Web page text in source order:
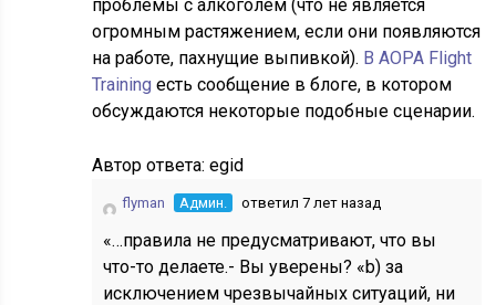
проблемы с алкоголем (что не является
огромным растяжением, если они появляются
на работе, пахнущие выпивкой). В AOPA Flight
Trainingесть сообщение в блоге, в котором
обсуждаются некоторые подобные сценарии.
Автор ответа:egid
flyman Админ. ответил 7 лет назад
«…правила не предусматривают, что вы
что-то делаете.- Вы уверены? «b) за
исключением чрезвычайных ситуаций, ни